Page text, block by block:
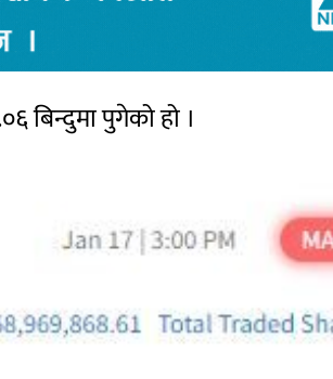
पुगेको हो ।